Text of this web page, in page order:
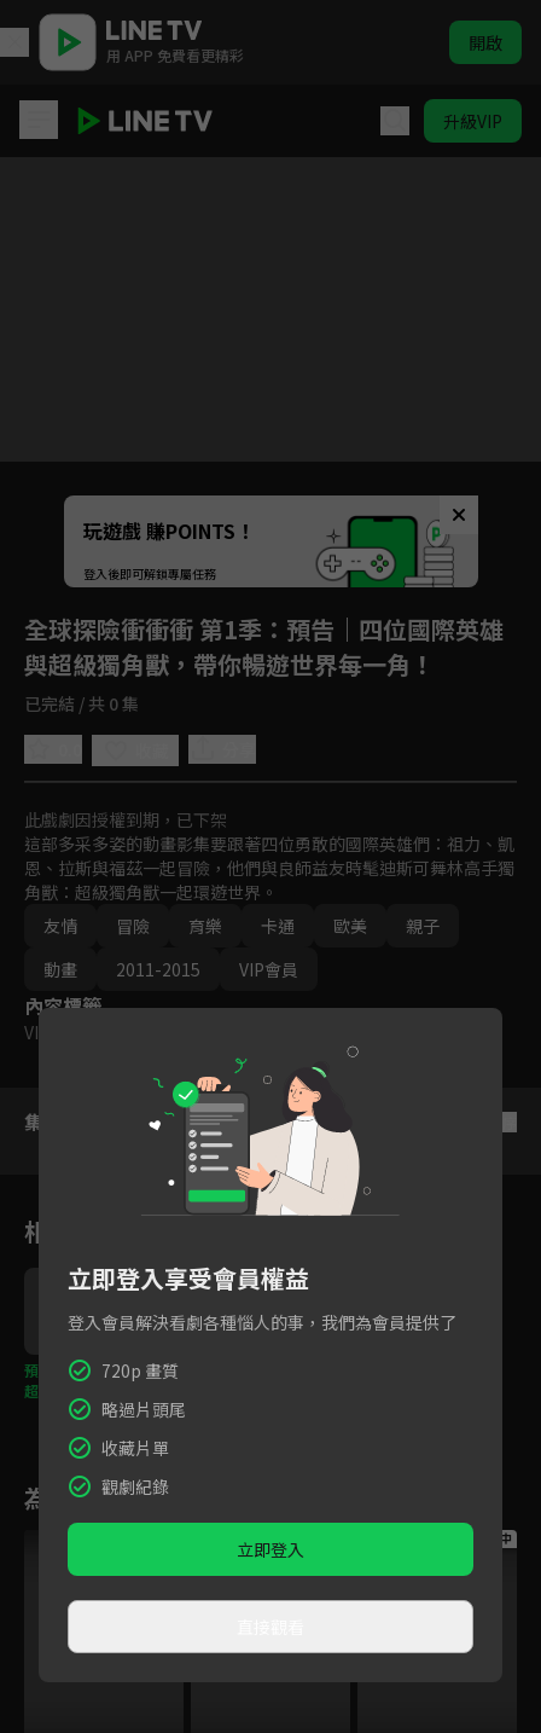
用 APP 免費看更精彩 開啟
升級VIP
Unmute
玩遊戲 賺POINTS！
登入後即可解鎖專屬任務
全球探險衝衝衝 第1季 ：預告｜四位國際英雄
與超級獨角獸，帶你暢遊世界每一角！
已完結 / 共 0 集
此戲劇因授權到期，已下架
這部多采多姿的動畫影集要跟著四位勇敢的國際英雄們：祖力、凱
恩、拉斯與福茲一起冒險，他們與良師益友時髦迪斯可舞林高手獨
角獸：超級獨角獸一起環遊世界。
友情
冒險 育樂 卡通 歐美
親子
動畫
2011-2015 VIP會員
內容標籤
VIP
集數列表
相關花絮
預告｜四位國際英雄與
超級獨角獸，帶你暢遊
世界每一角！
為您推薦
跟播中
立即登入享受會員權益
登入會員解決看劇各種惱人的事，我們為會員提供了
720p 畫質
略過片頭尾
收藏片單
觀劇紀錄
立即登入